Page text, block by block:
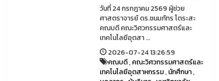
วันที่ 24 กรกฎาคม 2569 ผู้ช่วย
ศาสตราจารย์ ดร.ชนมภัทร โตระสะ
คณบดี คณะวิศวกรรมศาสตร์และ
เทคโนโลยีอุตสา ...
2026-07-24 13:26:59
คณบดี,คณะวิศวกรรมศาสตร์และ
เทคโนโลยีอุตสาหกรรม,นักศึกษา,